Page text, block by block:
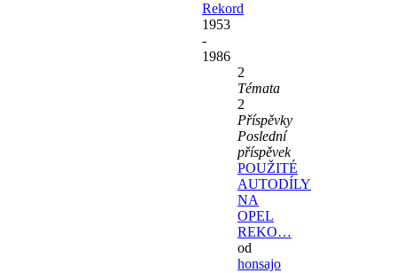
Rekord
1953
-
1986
2
Témata
2
Příspěvky
Poslední
příspěvek
POUŽITÉ
AUTODÍLY
NA
OPEL
REKO…
od
honsajo